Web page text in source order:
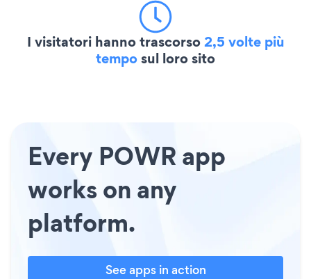
I visitatori hanno trascorso2,5 volte più
temposul loro sito
Every POWR app
works on any
platform.
See apps in action